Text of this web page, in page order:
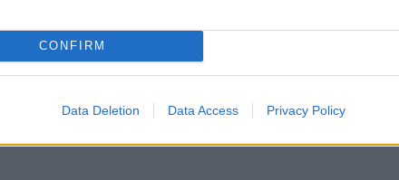
CONFIRM
Data Deletion Data Access Privacy Policy